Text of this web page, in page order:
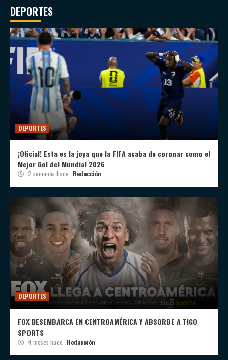
DEPORTES
DEPORTES
¡Oficial! Esta es la joya que la FIFA acaba de coronar como el
Mejor Gol del Mundial 2026
2 semanas hace Redacción
DEPORTES
FOX DESEMBARCA EN CENTROAMÉRICA Y ABSORBE A TIGO
SPORTS
4 meses hace Redacción